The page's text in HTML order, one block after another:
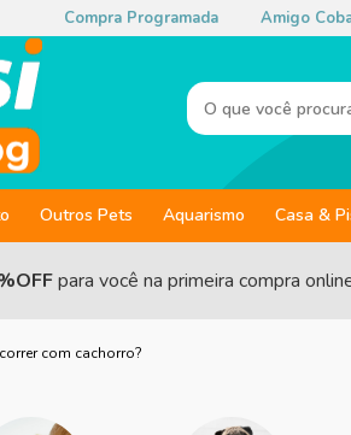
Compra Programada Amigo
Outros Pets Aquarismo Casa &
para você na primeira compra
com cachorro?